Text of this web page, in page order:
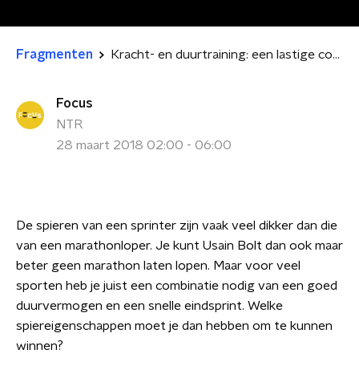
Fragmenten Kracht- en duurtraining: een lastige combinatie
Focus
NTR
28 maart 2018 02:00 - 06:00
De spieren van een sprinter zijn vaak veel dikker dan die
van een marathonloper. Je kunt Usain Bolt dan ook maar
beter geen marathon laten lopen. Maar voor veel
sporten heb je juist een combinatie nodig van een goed
duurvermogen en een snelle eindsprint. Welke
spiereigenschappen moet je dan hebben om te kunnen
winnen?